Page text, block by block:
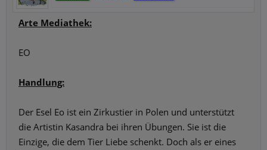
Arte Mediathek:
EO
Handlung:
Der Esel Eo ist ein Zirkustier in Polen und unterstützt
die Artistin Kasandra bei ihren Übungen. Sie ist die
Einzige, die dem Tier Liebe schenkt. Doch als er eines